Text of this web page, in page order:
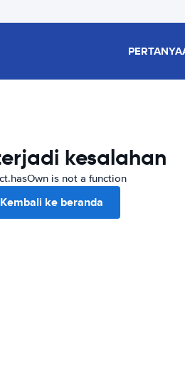
kesalahan
is not a function
Kembali ke beranda